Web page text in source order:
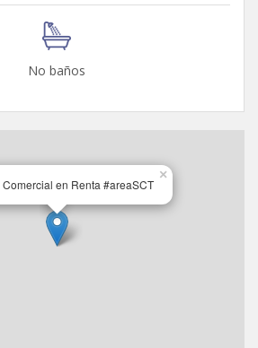
No baños
en Renta #areaSCT
×